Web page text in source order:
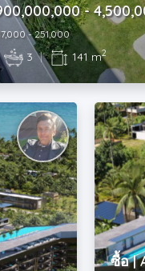
-
- 251,000
3 | 141 m2
ซื้อ |